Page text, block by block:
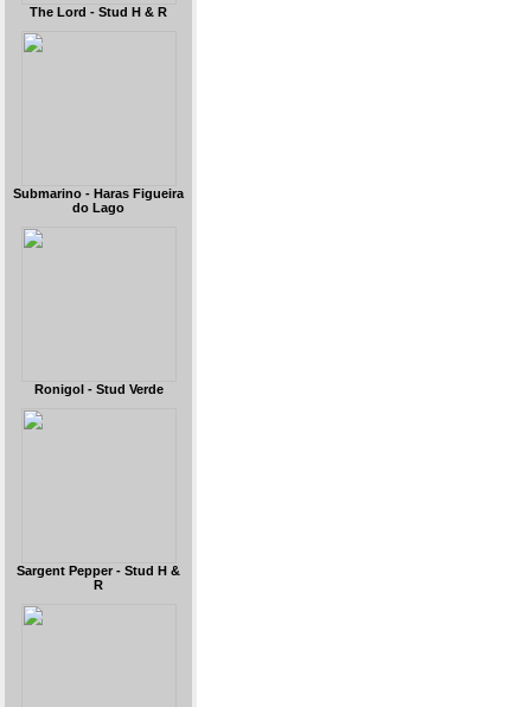
The Lord - Stud H & R
Submarino - Haras Figueira
do Lago
Ronigol - Stud Verde
Sargent Pepper - Stud H &
R